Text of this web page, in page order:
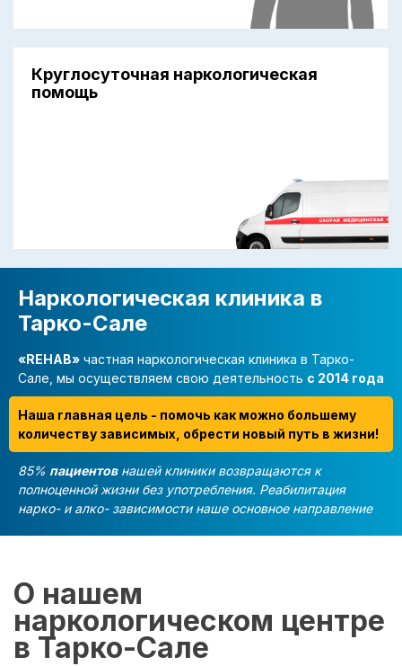
Круглосуточная наркологическая
помощь
Наркологическая клиника в
Тарко-Сале
«REHAB» частная наркологическая клиника в Тарко-
Сале, мы осуществляем свою деятельность с 2014 года
Наша главная цель - помочь как можно большему
количеству зависимых, обрести новый путь в жизни!
85% пациентовнашей клиники возвращаются к
полноценной жизни без употребления. Реабилитация
нарко- и алко- зависимости наше основное направление
О нашем
наркологическом центре
в Тарко-Сале